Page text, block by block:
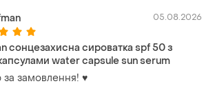
коли продавець з турботою та
ставиться до своїх покупців. Бажаю
клієнтів і процвітання!
05.08.2026
сонцезахисна сироватка spf 50 з
water capsule sun serum
замовлення! ♥️